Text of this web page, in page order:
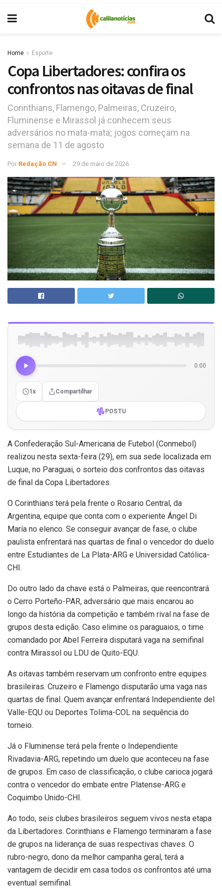
Home Esporte
Copa Libertadores: confira os
confrontos nas oitavas de final
Corinthians, Flamengo, Palmeiras, Cruzeiro,
Fluminense e Mirassol já conhecem seus
adversários no mata-mata; jogos começam na
semana de 11 de agosto
Por Redação CN 29 de maio de 2026
0:00
1x Compartilhar
POSTU
A Confederação Sul-Americana de Futebol (Conmebol)
realizou nesta sexta-feira (29), em sua sede localizada em
Luque, no Paraguai, o sorteio dos confrontos das oitavas
de final da Copa Libertadores.
O Corinthians terá pela frente o Rosario Central, da
Argentina, equipe que conta com o experiente Ángel Di
María no elenco. Se conseguir avançar de fase, o clube
paulista enfrentará nas quartas de final o vencedor do duelo
entre Estudiantes de La Plata-ARG e Universidad Católica-
CHI.
Do outro lado da chave está o Palmeiras, que reencontrará
o Cerro Porteño-PAR, adversário que mais encarou ao
longo da história da competição e também rival na fase de
grupos desta edição. Caso elimine os paraguaios, o time
comandado por Abel Ferreira disputará vaga na semifinal
contra Mirassol ou LDU de Quito-EQU.
As oitavas também reservam um confronto entre equipes
brasileiras. Cruzeiro e Flamengo disputarão uma vaga nas
quartas de final. Quem avançar enfrentará Independiente del
Valle-EQU ou Deportes Tolima-COL na sequência do
torneio.
Já o Fluminense terá pela frente o Independiente
Rivadavia-ARG, repetindo um duelo que aconteceu na fase
de grupos. Em caso de classificação, o clube carioca jogará
contra o vencedor do embate entre Platense-ARG e
Coquimbo Unido-CHI.
Ao todo, seis clubes brasileiros seguem vivos nesta etapa
da Libertadores. Corinthians e Flamengo terminaram a fase
de grupos na liderança de suas respectivas chaves. O
rubro-negro, dono da melhor campanha geral, terá a
vantagem de decidir em casa todos os confrontos até uma
eventual semifinal.